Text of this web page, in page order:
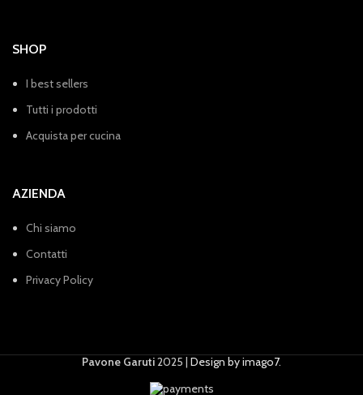
SHOP
I best sellers
Tutti i prodotti
Acquista per cucina
AZIENDA
Chi siamo
Contatti
Privacy Policy
Pavone Garuti2025 | Design by imago7.